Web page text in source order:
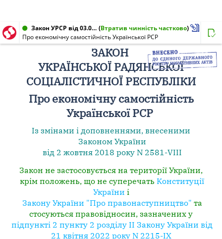
Закон УРСР від 03.08.1990 № 142-XII (Втратив чинність частково)
Про економічну самостійність Української РСР